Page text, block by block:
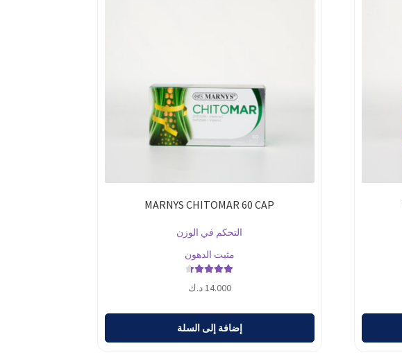
MARNYS CHITOMAR 60 CAP
التحكم في الوزن
مثبت الدهون
من 5
14.000د.ك
إضافة إلى السلة